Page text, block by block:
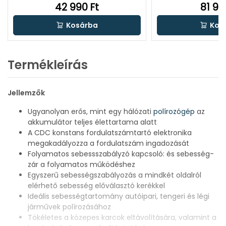
42 990 Ft
Kosárba
81
Termékleírás
Jellemzők
Ugyanolyan erős, mint egy hálózati polírozógép az
akkumulátor teljes élettartama alatt
A CDC konstans fordulatszámtartó elektronika
megakadályozza a fordulatszám ingadozását
Folyamatos sebessszabályzó kapcsoló: és sebesség-
zár a folyamatos működéshez
Egyszerű sebességszabályozás a mindkét oldalról
elérhető sebesség előválasztó kerékkel
Ideális sebességtartomány autóipari, tengeri és légi
járművek polírozásához
Tökéletes a közepes karcok eltávolítására, valamint a